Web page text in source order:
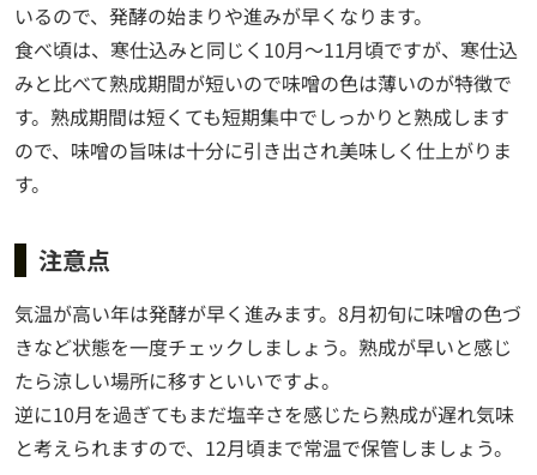
いるので、発酵の始まりや進みが早くなります。
食べ頃は、寒仕込みと同じく10月～11月頃ですが、寒仕込
みと比べて熟成期間が短いので味噌の色は薄いのが特徴で
す。熟成期間は短くても短期集中でしっかりと熟成します
ので、味噌の旨味は十分に引き出され美味しく仕上がりま
す。
注意点
気温が高い年は発酵が早く進みます。8月初旬に味噌の色づ
きなど状態を一度チェックしましょう。熟成が早いと感じ
たら涼しい場所に移すといいですよ。
逆に10月を過ぎてもまだ塩辛さを感じたら熟成が遅れ気味
と考えられますので、12月頃まで常温で保管しましょう。